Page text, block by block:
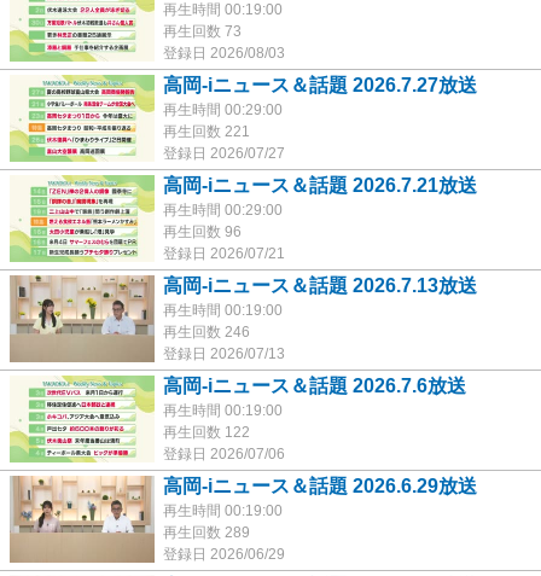
再生時間 00:19:00
再生回数 73
登録日 2026/08/03
高岡-iニュース＆話題 2026.7.27放送
再生時間 00:29:00
再生回数 221
登録日 2026/07/27
高岡-iニュース＆話題 2026.7.21放送
再生時間 00:29:00
再生回数 96
登録日 2026/07/21
高岡-iニュース＆話題 2026.7.13放送
再生時間 00:19:00
再生回数 246
登録日 2026/07/13
高岡-iニュース＆話題 2026.7.6放送
再生時間 00:19:00
再生回数 122
登録日 2026/07/06
高岡-iニュース＆話題 2026.6.29放送
再生時間 00:19:00
再生回数 289
登録日 2026/06/29